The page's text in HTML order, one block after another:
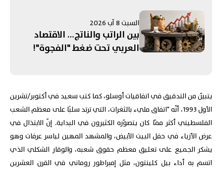
المُقبِلَة؟
السبت 8 آب 2026
بين الراتب والناتج… الاقتصاد
العربي تحت ضغط "الفجوة"!
يتبيّن من التدقيق في اتفاقيات أوسلو، كما كتب سعيد في أكتوبر/تشرين
الأول 1993، أنّه "اتفاق مليء بالثغرات، التي ترتد سلبًا على معظم الشعب
الفلسطيني أكثر ممّا كان يتصوّره الكثيرون في البداية. إنّ الابتذال في
عرض الأزياء في حفل البيت الأبيض، والمشهد المهين لياسر عرفات وهو
يشكر الجميع على تعليق معظم حقوق شعبه، والوقار الشكلي الذي
اتسم به أداء بيل كلينتون، مثل إمبراطور روماني في القرن العشرين